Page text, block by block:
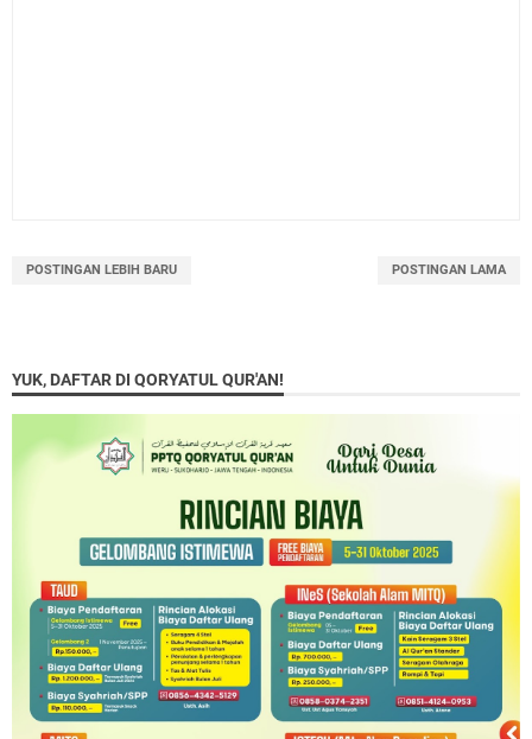
POSTINGAN LEBIH BARU POSTINGAN LAMA
YUK, DAFTAR DI QORYATUL QUR'AN!